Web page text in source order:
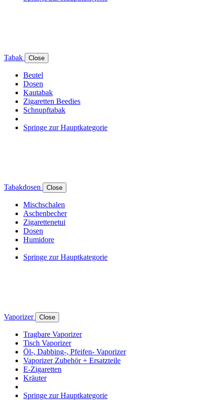
Tabak Close
Beutel
Dosen
Kautabak
Zigaretten Beedies
Schnupftabak
Springe zur Hauptkategorie
Tabakdosen Close
Mischschalen
Aschenbecher
Zigarettenetui
Dosen
Humidore
Springe zur Hauptkategorie
Vaporizer Close
Tragbare Vaporizer
Tisch Vaporizer
Öl-, Dabbing-, Pfeifen- Vaporizer
Vaporizer Zubehör + Ersatzteile
E-Zigaretten
Kräuter
Springe zur Hauptkategorie